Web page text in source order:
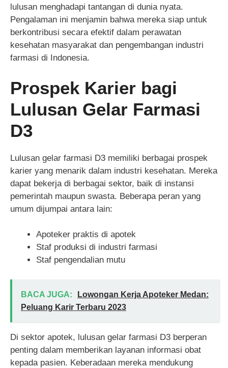
lulusan menghadapi tantangan di dunia nyata.
Pengalaman ini menjamin bahwa mereka siap untuk
berkontribusi secara efektif dalam perawatan
kesehatan masyarakat dan pengembangan industri
farmasi di Indonesia.
Prospek Karier bagi
Lulusan Gelar Farmasi
D3
Lulusan gelar farmasi D3 memiliki berbagai prospek
karier yang menarik dalam industri kesehatan. Mereka
dapat bekerja di berbagai sektor, baik di instansi
pemerintah maupun swasta. Beberapa peran yang
umum dijumpai antara lain:
Apoteker praktis di apotek
Staf produksi di industri farmasi
Staf pengendalian mutu
BACA JUGA:
Lowongan Kerja Apoteker Medan:
Peluang Karir Terbaru 2023
Di sektor apotek, lulusan gelar farmasi D3 berperan
penting dalam memberikan layanan informasi obat
kepada pasien. Keberadaan mereka mendukung